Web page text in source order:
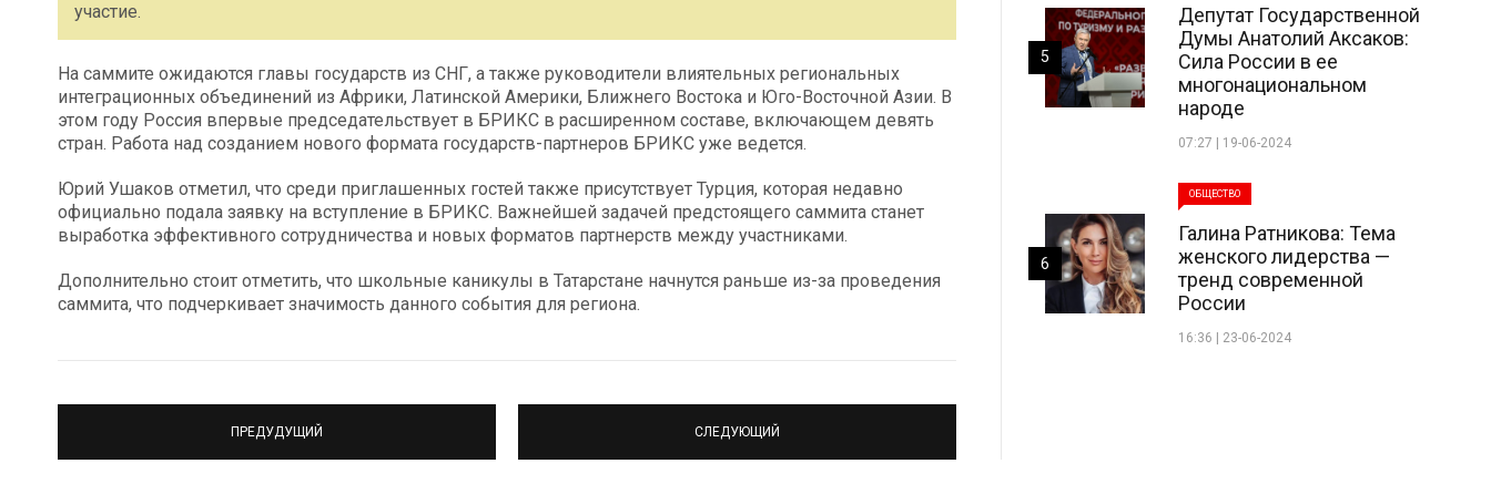
участие.
На саммите ожидаются главы государств из СНГ, а также руководители влиятельных региональных
интеграционных объединений из Африки, Латинской Америки, Ближнего Востока и Юго-Восточной Азии. В
этом году Россия впервые председательствует в БРИКС в расширенном составе, включающем девять
стран. Работа над созданием нового формата государств-партнеров БРИКС уже ведется.
Юрий Ушаков отметил, что среди приглашенных гостей также присутствует Турция, которая недавно
официально подала заявку на вступление в БРИКС. Важнейшей задачей предстоящего саммита станет
выработка эффективного сотрудничества и новых форматов партнерств между участниками.
Дополнительно стоит отметить, что школьные каникулы в Татарстане начнутся раньше из-за проведения
саммита, что подчеркивает значимость данного события для региона.
ПРЕДУДУЩИЙ СЛЕДУЮЩИЙ
Депутат Государственной
Думы Анатолий Аксаков:
Сила России в ее
многонациональном
народе
07:27 | 19-06-2024
5
ОБЩЕСТВО
Галина Ратникова: Тема
женского лидерства —
тренд современной
России
16:36 | 23-06-2024
6